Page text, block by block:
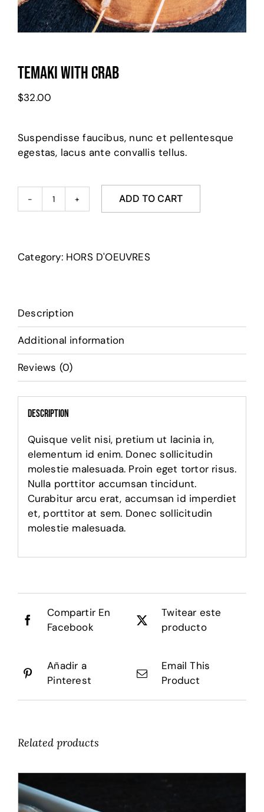
Temaki With Crab
$32.00
Suspendisse faucibus, nunc et pellentesque
egestas, lacus ante convallis tellus.
Temaki
ADD TO CART
Category: HORS D'OEUVRES
Description
Additional information
Reviews (0)
Description
Quisque velit nisi, pretium ut lacinia in,
elementum id enim. Donec sollicitudin
molestie malesuada. Proin eget tortor risus.
Nulla porttitor accumsan tincidunt.
Curabitur arcu erat, accumsan id imperdiet
et, porttitor at sem. Donec sollicitudin
molestie malesuada.
Compartir En
Facebook
Twitear este
producto
Añadir a
Pinterest
Email This
Product
Related products